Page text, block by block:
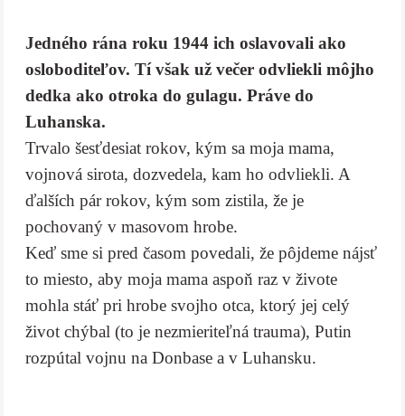
Jedného rána roku 1944 ich oslavovali ako
osloboditeľov. Tí však už večer odvliekli môjho
dedka ako otroka do gulagu. Práve do
Luhanska.
Trvalo šesťdesiat rokov, kým sa moja mama,
vojnová sirota, dozvedela, kam ho odvliekli. A
ďalších pár rokov, kým som zistila, že je
pochovaný v masovom hrobe.
Keď sme si pred časom povedali, že pôjdeme nájsť
to miesto, aby moja mama aspoň raz v živote
mohla stáť pri hrobe svojho otca, ktorý jej celý
život chýbal (to je nezmieriteľná trauma), Putin
rozpútal vojnu na Donbase a v Luhansku.